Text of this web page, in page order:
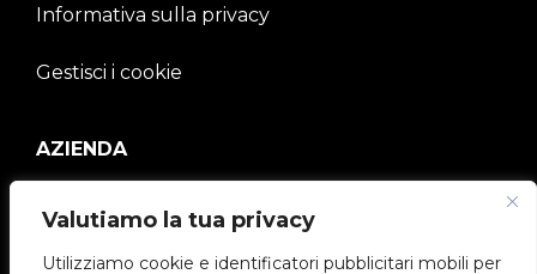
Valutiamo la tua privacy
Utilizziamo cookie e identificatori pubblicitari mobili per
Informativa sulla privacy
Gestisci i cookie
AZIENDA
V2C Community
e-Chargers